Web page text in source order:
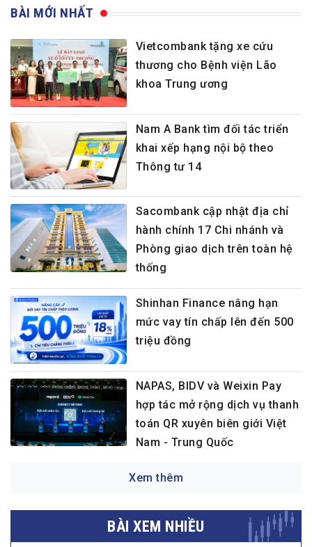
BÀI MỚI NHẤT
Vietcombank tặng xe cứu
thương cho Bệnh viện Lão
khoa Trung ương
Nam A Bank tìm đối tác triển
khai xếp hạng nội bộ theo
Thông tư 14
Sacombank cập nhật địa chỉ
hành chính 17 Chi nhánh và
Phòng giao dịch trên toàn hệ
thống
Shinhan Finance nâng hạn
mức vay tín chấp lên đến 500
triệu đồng
NAPAS, BIDV và Weixin Pay
hợp tác mở rộng dịch vụ thanh
toán QR xuyên biên giới Việt
Nam - Trung Quốc
Xem thêm
BÀI XEM NHIỀU